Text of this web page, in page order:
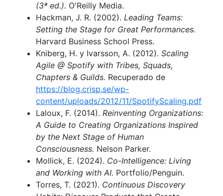
(3ª ed.). O'Reilly Media.
Hackman, J. R. (2002). Leading Teams:
Setting the Stage for Great Performances.
Harvard Business School Press.
Kniberg, H. y Ivarsson, A. (2012). Scaling
Agile @ Spotify with Tribes, Squads,
Chapters & Guilds. Recuperado de
https://blog.crisp.se/wp-
content/uploads/2012/11/SpotifyScaling.pdf
Laloux, F. (2014). Reinventing Organizations:
A Guide to Creating Organizations Inspired
by the Next Stage of Human
Consciousness. Nelson Parker.
Mollick, E. (2024). Co-Intelligence: Living
and Working with AI. Portfolio/Penguin.
Torres, T. (2021). Continuous Discovery